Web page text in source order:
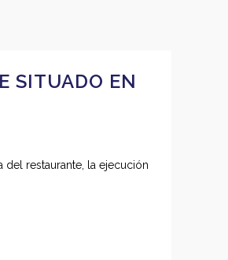
SITUADO EN
restaurante, la ejecución